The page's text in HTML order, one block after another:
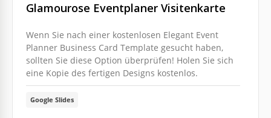
Glamourose Eventplaner Visitenkarte
Wenn Sie nach einer kostenlosen Elegant Event
Planner Business Card Template gesucht haben,
sollten Sie diese Option überprüfen! Holen Sie sich
eine Kopie des fertigen Designs kostenlos.
Google Slides